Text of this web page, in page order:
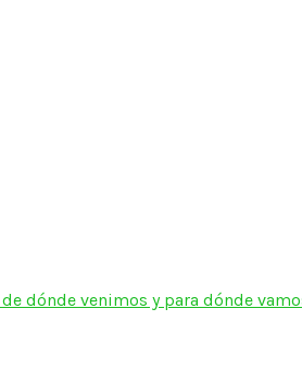
dónde venimos y para dónde